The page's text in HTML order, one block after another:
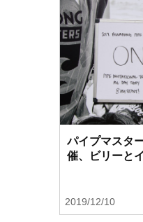
パイプマスタ
催、ビリーと
2019/12/10